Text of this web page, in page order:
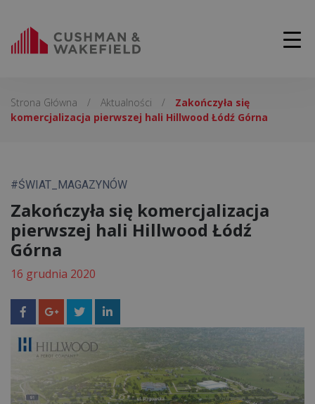
Strona Główna / Aktualności /
Zakończyła się
komercjalizacja pierwszej hali Hillwood Łódź Górna
#ŚWIAT_MAGAZYNÓW
Zakończyła się komercjalizacja
pierwszej hali Hillwood Łódź
Górna
16 grudnia 2020